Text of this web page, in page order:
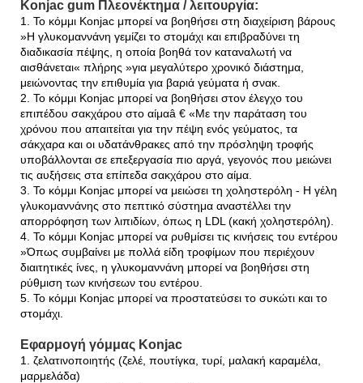
Konjac gum Πλεονέκτημα / λειτουργία:
1. Το κόμμι Konjac μπορεί να βοηθήσει στη διαχείριση βάρους
»Η γλυκομαννάνη γεμίζει το στομάχι και επιβραδύνει τη
διαδικασία πέψης, η οποία βοηθά τον καταναλωτή να
αισθάνεται« πλήρης »για μεγαλύτερο χρονικό διάστημα,
μειώνοντας την επιθυμία για βαριά γεύματα ή σνακ.
2. Το κόμμι Konjac μπορεί να βοηθήσει στον έλεγχο του
επιπέδου σακχάρου στο αίμαâ € «Με την παράταση του
χρόνου που απαιτείται για την πέψη ενός γεύματος, τα
σάκχαρα και οι υδατάνθρακες από την πρόσληψη τροφής
υποβάλλονται σε επεξεργασία πιο αργά, γεγονός που μειώνει
τις αυξήσεις στα επίπεδα σακχάρου στο αίμα.
3. Το κόμμι Konjac μπορεί να μειώσει τη χοληστερόλη - Η γέλη
γλυκομαννάνης στο πεπτικό σύστημα αναστέλλει την
απορρόφηση των λιπιδίων, όπως η LDL (κακή χοληστερόλη).
4. Το κόμμι Konjac μπορεί να ρυθμίσει τις κινήσεις του εντέρου
»Όπως συμβαίνει με πολλά είδη τροφίμων που περιέχουν
διαιτητικές ίνες, η γλυκομαννάνη μπορεί να βοηθήσει στη
ρύθμιση των κινήσεων του εντέρου.
5. Το κόμμι Konjac μπορεί να προστατεύσει το συκώτι και το
στομάχι.
Εφαρμογή γόμμας Konjac
1. ζελατινοποιητής (ζελέ, πουτίγκα, τυρί, μαλακή καραμέλα,
μαρμελάδα)